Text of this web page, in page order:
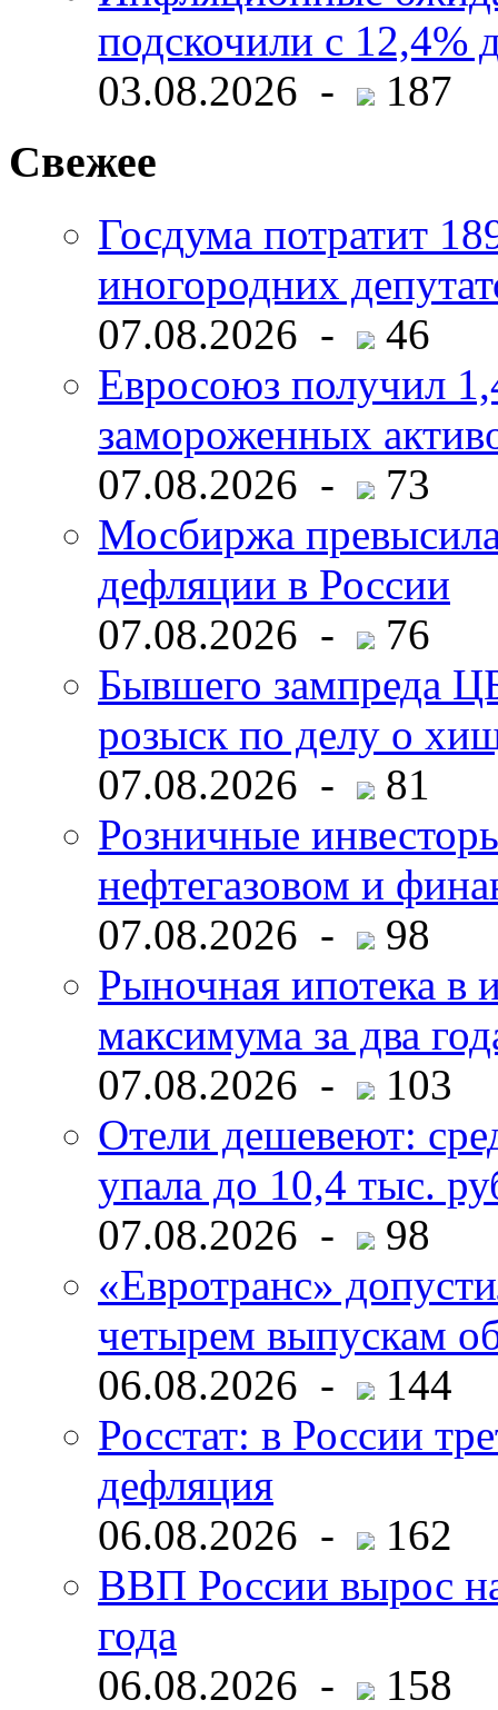
подскочили с 12,4%
03.08.2026 -
187
Свежее
Госдума потратит
иногородних
07.08.2026 -
46
Евросоюз получил
замороженных
07.08.2026 -
73
Мосбиржа
дефляции в России
07.08.2026 -
76
Бывшего зампреда
розыск по делу о
07.08.2026 -
81
Розничные
нефтегазовом и
07.08.2026 -
98
Рыночная ипотека в
максимума за два
07.08.2026 -
103
Отели дешевеют:
упала до 10,4 тыс.
07.08.2026 -
98
«Евротранс»
четырем выпускам
06.08.2026 -
144
Росстат: в России
дефляция
06.08.2026 -
162
ВВП России вырос
года
06.08.2026 -
158